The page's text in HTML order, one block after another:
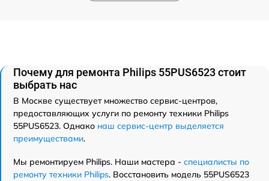
Почему для ремонта Philips 55PUS6523 стоит
выбрать нас
В Москве существует множество сервис-центров,
предоставляющих услуги по ремонту техники Philips
55PUS6523. Однако наш сервис-центр выделяется
преимуществами.
Мы ремонтируем Philips. Наши мастера - специалисты по
ремонту техники Philips. Восстановить модель 55PUS6523